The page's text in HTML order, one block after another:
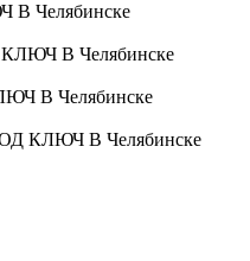
Челябинске
В Челябинске
В Челябинске
КЛЮЧ В Челябинске